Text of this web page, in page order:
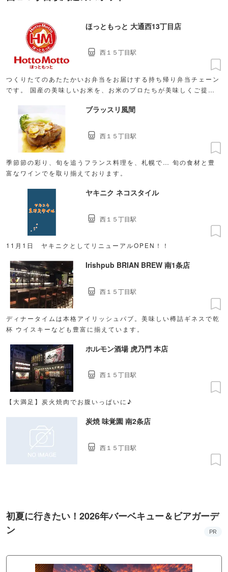
ほっともっと 大通西13丁目店
つくりたてのあたたかいお弁当をお届けする持ち帰り弁当チェーン
です。 国産の美味しいお米を、お米のプロたちが美味しくご提供
西１５丁目駅
ブラッスリ風間
季節節の彩り、旬を追うフランス料理を、札幌で… 旬の食材と豊
富なワインでを取り揃えております。
西１５丁目駅
ヤキニク ネコスタイル
11月1日 ヤキニクとしてリニューアルOPEN！！
西１５丁目駅
Irishpub BRIAN BREW 南1条店
ディナータイムは本格アイリッシュパブ。美味しい樽詰ギネスで乾
杯 ウイスキーなども豊富に揃えています。
西１５丁目駅
ホルモン酒場 虎乃門 本店
【大満足】炭火焼肉でお腹いっぱいに♪
西１５丁目駅
炭焼 味覚園 南2条店
西１５丁目駅
初夏に行きたい！2026年バーベキュー＆ビアガーデ
ン
PR